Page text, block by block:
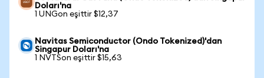
Doları'na
1 UNGon eşittir $12,37
Navitas Semiconductor (Ondo Tokenized)'dan
Singapur Doları'na
1 NVTSon eşittir $15,63